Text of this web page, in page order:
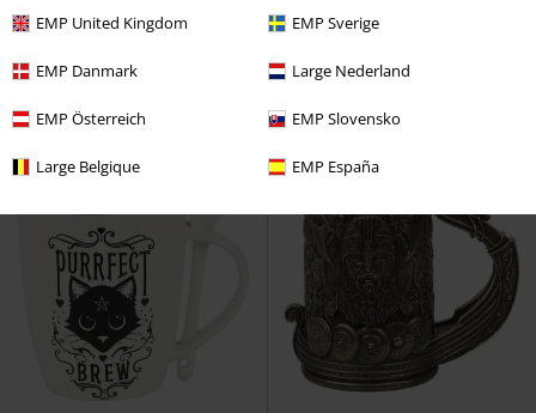
EMP United Kingdom EMP Sverige
EMP Danmark Large Nederland
EMP Österreich EMP Slovensko
Large Belgique EMP España
Now
Calice
Calice